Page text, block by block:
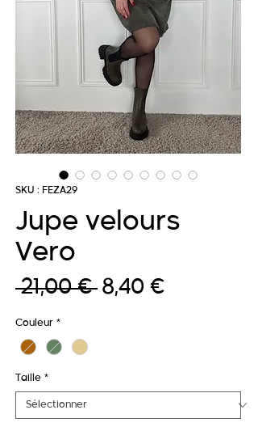
SKU : FEZA29
Jupe velours
Vero
21,00 € Prix
8,40 €Prix
Couleur *
Taille *